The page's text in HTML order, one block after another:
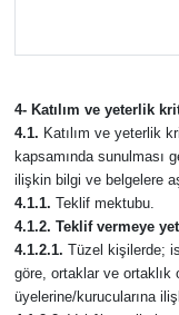
4- Katılım ve yeterlik
4.1. Katılım ve yeterlik
kapsamında sunulması
ilişkin bilgi ve belgelere
4.1.1. Teklif mektubu.
4.1.2. Teklif vermeye
4.1.2.1. Tüzel kişilerde;
göre, ortaklar ve ortaklık
üyelerine/kurucularına